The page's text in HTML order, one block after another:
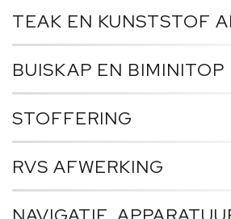
TEAK EN KUNSTSTOF
BUISKAP EN BIMINITOP
STOFFERING
RVS AFWERKING